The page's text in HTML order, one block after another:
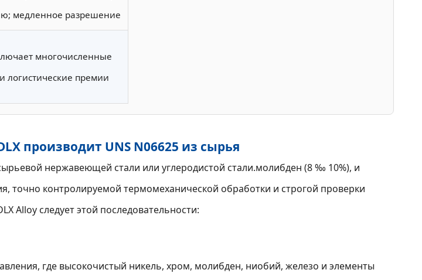
медленное разрешение
многочисленные
логистические премии
производит UNS N06625 из сырья
нержавеющей стали или углеродистой стали.молибден (8 ‰ 10%), и
точно контролируемой термомеханической обработки и строгой проверки
Alloy следует этой последовательности:
где высокочистый никель, хром, молибден, ниобий, железо и элементы